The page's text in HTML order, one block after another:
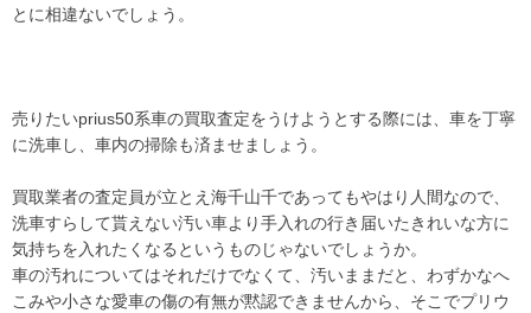
とに相違ないでしょう。
売りたいprius50系車の買取査定をうけようとする際には、車を丁寧
に洗車し、車内の掃除も済ませましょう。
買取業者の査定員が立とえ海千山千であってもやはり人間なので、
洗車すらして貰えない汚い車より手入れの行き届いたきれいな方に
気持ちを入れたくなるというものじゃないでしょうか。
車の汚れについてはそれだけでなくて、汚いままだと、わずかなへ
こみや小さな愛車の傷の有無が黙認できませんから、そこでプリウ